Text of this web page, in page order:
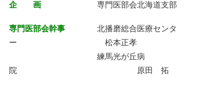
企 画専門医部会北海道支部
専門医部会幹事北播磨総合医療センタ
ー 松本正孝
練馬光が丘病
院 原田 拓